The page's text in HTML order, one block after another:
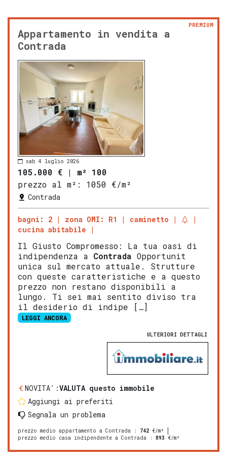
Appartamento in vendita a
Contrada
PREMIUM
sab 4 luglio 2026
105.000 € | m² 100
prezzo al m²:
1050 €/m²
Contrada
bagni: 2 zona OMI: R1
caminetto
cucina abitabile
Il Giusto Compromesso: La tua oasi di
indipendenza a Contrada Opportunit
unica sul mercato attuale. Strutture
con queste caratteristiche e a questo
prezzo non restano disponibili a
lungo. Ti sei mai sentito diviso tra
il desiderio di indipe […]
LEGGI ANCORA
ULTERIORI DETTAGLI
NOVITA':VALUTA questo immobile
Aggiungi ai preferiti
Segnala un problema
prezzo medio appartamento a Contrada : 742 €/m²
prezzo medio casa indipendente a Contrada : 893 €/m²